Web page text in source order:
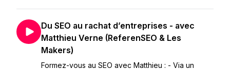
Du SEO au rachat d’entreprises - avec
Matthieu Verne (ReferenSEO & Les
Makers)
Formez-vous au SEO avec Matthieu : - Via un